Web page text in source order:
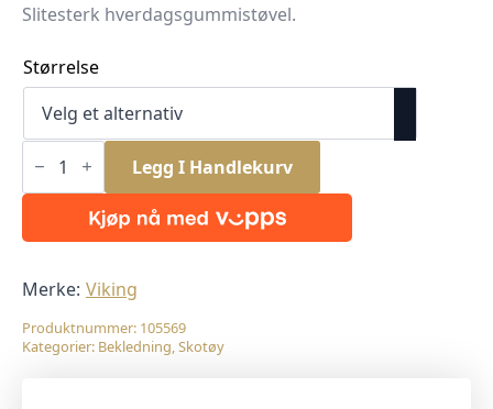
Slitesterk hverdagsgummistøvel.
Størrelse
Viking
Gravel
Black
Legg I Handlekurv
Merke: Viking
Produktnummer: 105569
Kategorier: Bekledning Skotøy